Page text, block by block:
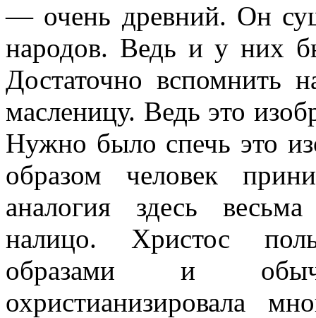
— очень древний. Он
народов. Ведь и у них
Достаточно вспомнить
масленицу. Ведь это
Нужно было спечь это
образом человек
аналогия здесь
налицо. Христос
образами и
охристианизировала